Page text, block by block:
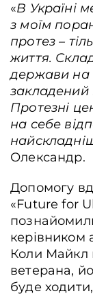
«В Україні
з моїм
протез –
життя.
держави на
закладений
Протезні
на себе
Олександр.
Допомогу
«Future for
керівником
Коли Майкл
ветерана,
буде